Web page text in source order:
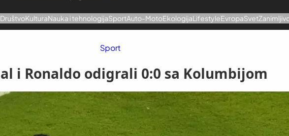
DruštvoKulturaNauka i tehnologijaSportAuto-MotoEkologijaLifestyleEvropaSvet
Sport
i Ronaldo odigrali 0:0 sa Kolumbijom